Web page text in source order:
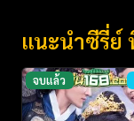
แนะนำซีรี่
จบแล้ว